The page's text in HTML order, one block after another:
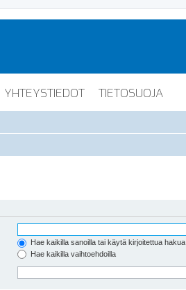
YHTEYSTIEDOT TIETOSUOJA
Hae kaikilla sanoilla tai käytä kirjoitettua hakua
Hae kaikilla vaihtoehdoilla